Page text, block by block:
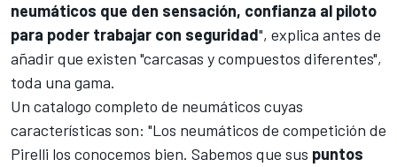
neumáticos que den sensación, confianza al piloto
para poder trabajar con seguridad", explica antes de
añadir que existen "carcasas y compuestos diferentes",
toda una gama.
Un catalogo completo de neumáticos cuyas
características son: "Los neumáticos de competición de
Pirelli los conocemos bien. Sabemos que sus puntos